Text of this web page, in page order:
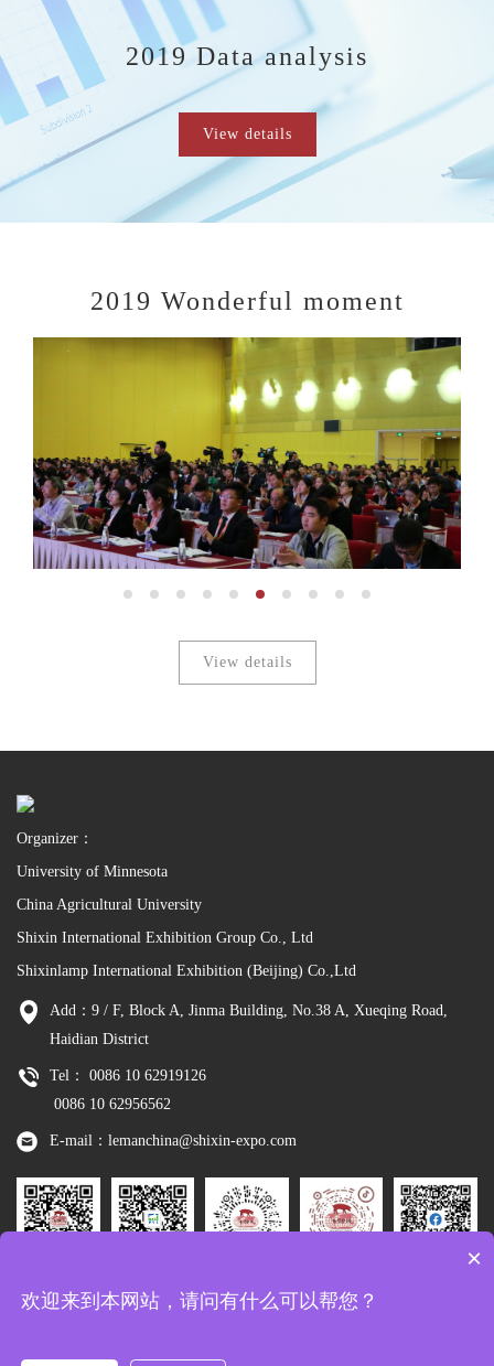
2019 Data analysis
View details
2019 Wonderful moment
View details
Organizer：
University of Minnesota
China Agricultural University
Shixin International Exhibition Group Co., Ltd
Shixinlamp International Exhibition (Beijing) Co.,Ltd
Add：9 / F, Block A, Jinma Building, No.38 A, Xueqing Road,
Haidian District
Tel： 0086 10 62919126
0086 10 62956562
E-mail：lemanchina@shixin-expo.com
Wechat
Tiktok
×
欢迎来到本网站，请问有什么可以帮您？